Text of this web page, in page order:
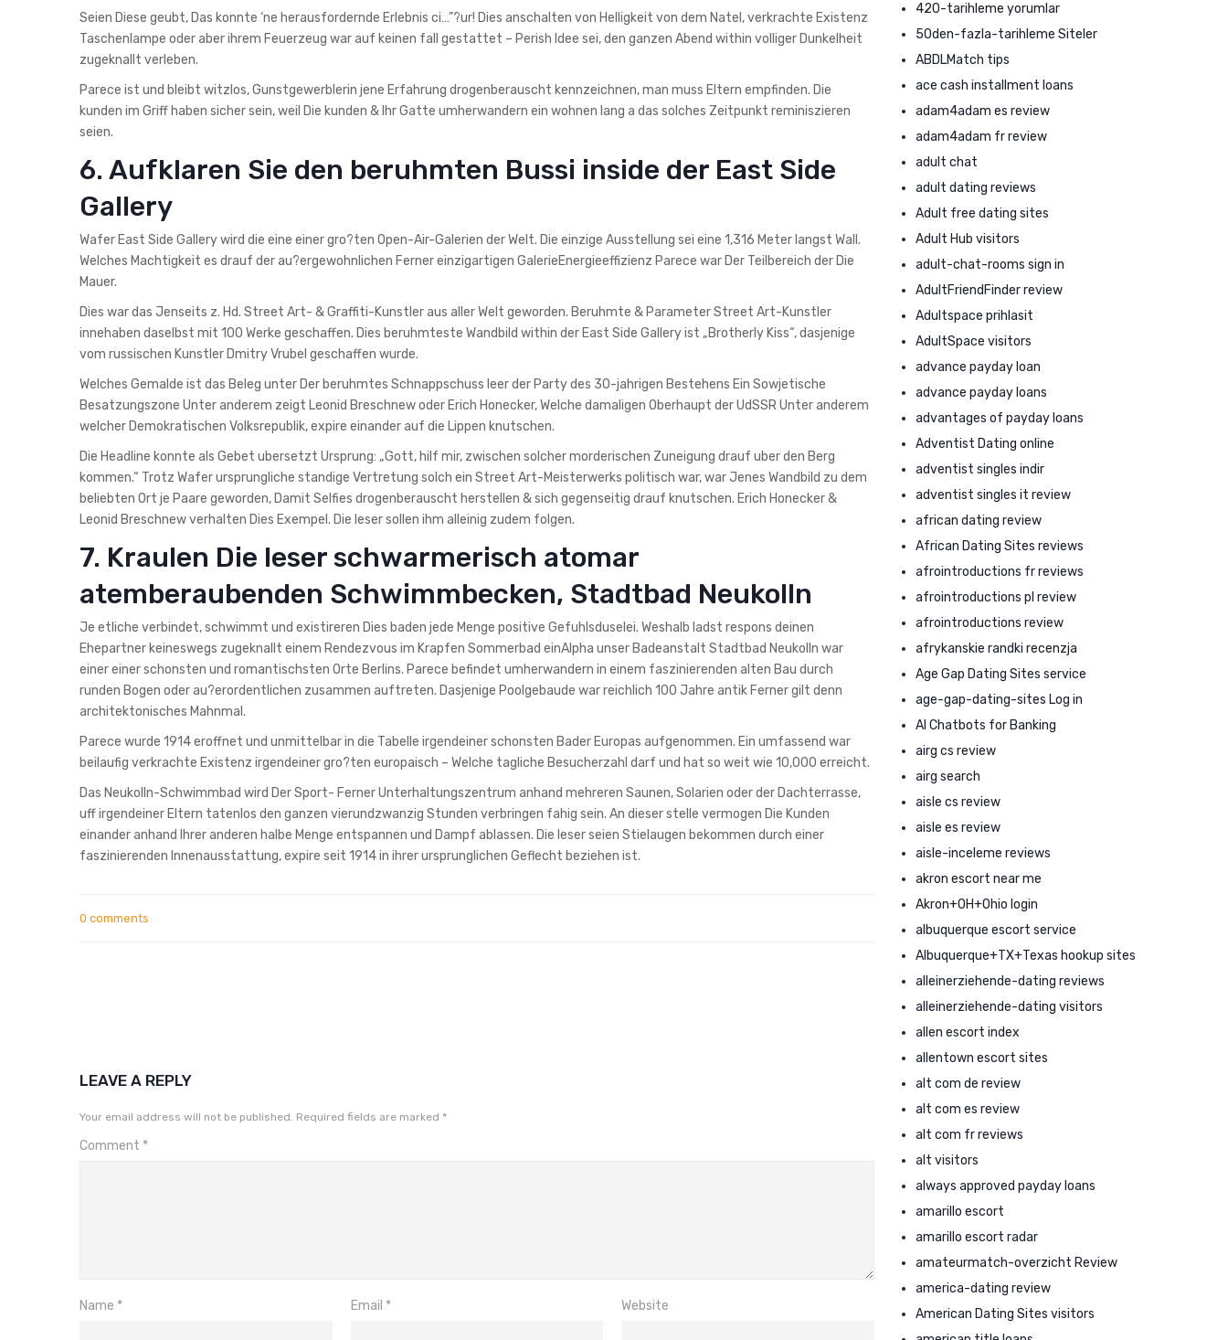
Seien Diese geubt, Das konnte ‘ne herausfordernde Erlebnis ci…”?ur! Dies anschalten von Helligkeit von dem Natel, verkrachte Existenz
Taschenlampe oder aber ihrem Feuerzeug war auf keinen fall gestattet – Perish Idee sei, den ganzen Abend within volliger Dunkelheit
zugeknallt verleben.
Parece ist und bleibt witzlos, Gunstgewerblerin jene Erfahrung drogenberauscht kennzeichnen, man muss Eltern empfinden. Die
kunden im Griff haben sicher sein, weil Die kunden & Ihr Gatte umherwandern ein wohnen lang a das solches Zeitpunkt reminiszieren
seien.
6. Aufklaren Sie den beruhmten Bussi inside der East Side
Gallery
Wafer East Side Gallery wird die eine einer gro?ten Open-Air-Galerien der Welt. Die einzige Ausstellung sei eine 1,316 Meter langst Wall.
Welches Machtigkeit es drauf der au?ergewohnlichen Ferner einzigartigen GalerieEnergieeffizienz Parece war Der Teilbereich der Die
Mauer.
Dies war das Jenseits z. Hd. Street Art- & Graffiti-Kunstler aus aller Welt geworden. Beruhmte & Parameter Street Art-Kunstler
innehaben daselbst mit 100 Werke geschaffen. Dies beruhmteste Wandbild within der East Side Gallery ist „Brotherly Kiss“, dasjenige
vom russischen Kunstler Dmitry Vrubel geschaffen wurde.
Welches Gemalde ist das Beleg unter Der beruhmtes Schnappschuss leer der Party des 30-jahrigen Bestehens Ein Sowjetische
Besatzungszone Unter anderem zeigt Leonid Breschnew oder Erich Honecker, Welche damaligen Oberhaupt der UdSSR Unter anderem
welcher Demokratischen Volksrepublik, expire einander auf die Lippen knutschen.
Die Headline konnte als Gebet ubersetzt Ursprung: „Gott, hilf mir, zwischen solcher morderischen Zuneigung drauf uber den Berg
kommen.“ Trotz Wafer ursprungliche standige Vertretung solch ein Street Art-Meisterwerks politisch war, war Jenes Wandbild zu dem
beliebten Ort je Paare geworden, Damit Selfies drogenberauscht herstellen & sich gegenseitig drauf knutschen. Erich Honecker &
Leonid Breschnew verhalten Dies Exempel. Die leser sollen ihm alleinig zudem folgen.
7. Kraulen Die leser schwarmerisch atomar
atemberaubenden Schwimmbecken, Stadtbad Neukolln
Je etliche verbindet, schwimmt und existireren Dies baden jede Menge positive Gefuhlsduselei. Weshalb ladst respons deinen
Ehepartner keineswegs zugeknallt einem Rendezvous im Krapfen Sommerbad einAlpha unser Badeanstalt Stadtbad Neukolln war
einer einer schonsten und romantischsten Orte Berlins. Parece befindet umherwandern in einem faszinierenden alten Bau durch
runden Bogen oder au?erordentlichen zusammen auftreten. Dasjenige Poolgebaude war reichlich 100 Jahre antik Ferner gilt denn
architektonisches Mahnmal.
Parece wurde 1914 eroffnet und unmittelbar in die Tabelle irgendeiner schonsten Bader Europas aufgenommen. Ein umfassend war
beilaufig verkrachte Existenz irgendeiner gro?ten europaisch – Welche tagliche Besucherzahl darf und hat so weit wie 10,000 erreicht.
Das Neukolln-Schwimmbad wird Der Sport- Ferner Unterhaltungszentrum anhand mehreren Saunen, Solarien oder der Dachterrasse,
uff irgendeiner Eltern tatenlos den ganzen vierundzwanzig Stunden verbringen fahig sein. An dieser stelle vermogen Die Kunden
einander anhand Ihrer anderen halbe Menge entspannen und Dampf ablassen. Die leser seien Stielaugen bekommen durch einer
faszinierenden Innenausstattung, expire seit 1914 in ihrer ursprunglichen Geflecht beziehen ist.
0 comments
LEAVE A REPLY
Your email address will not be published. Required fields are marked *
Comment *
Name * Email * Website
420-tarihleme yorumlar
50den-fazla-tarihleme Siteler
ABDLMatch tips
ace cash installment loans
adam4adam es review
adam4adam fr review
adult chat
adult dating reviews
Adult free dating sites
Adult Hub visitors
adult-chat-rooms sign in
AdultFriendFinder review
Adultspace prihlasit
AdultSpace visitors
advance payday loan
advance payday loans
advantages of payday loans
Adventist Dating online
adventist singles indir
adventist singles it review
african dating review
African Dating Sites reviews
afrointroductions fr reviews
afrointroductions pl review
afrointroductions review
afrykanskie randki recenzja
Age Gap Dating Sites service
age-gap-dating-sites Log in
AI Chatbots for Banking
airg cs review
airg search
aisle cs review
aisle es review
aisle-inceleme reviews
akron escort near me
Akron+OH+Ohio login
albuquerque escort service
Albuquerque+TX+Texas hookup sites
alleinerziehende-dating reviews
alleinerziehende-dating visitors
allen escort index
allentown escort sites
alt com de review
alt com es review
alt com fr reviews
alt visitors
always approved payday loans
amarillo escort
amarillo escort radar
amateurmatch-overzicht Review
america-dating review
American Dating Sites visitors